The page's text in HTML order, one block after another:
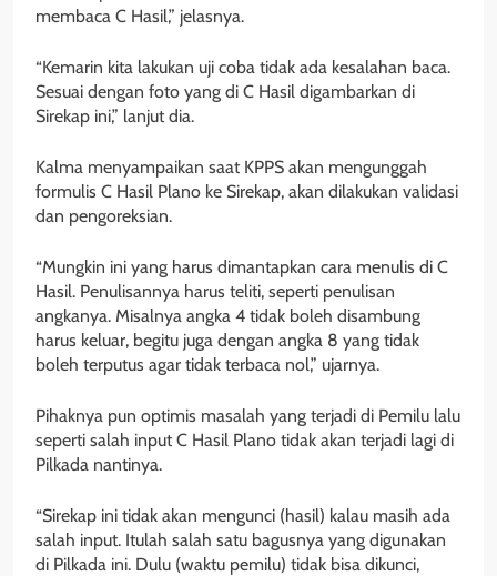
membaca C Hasil,” jelasnya.
“Kemarin kita lakukan uji coba tidak ada kesalahan baca.
Sesuai dengan foto yang di C Hasil digambarkan di
Sirekap ini,” lanjut dia.
Kalma menyampaikan saat KPPS akan mengunggah
formulis C Hasil Plano ke Sirekap, akan dilakukan validasi
dan pengoreksian.
“Mungkin ini yang harus dimantapkan cara menulis di C
Hasil. Penulisannya harus teliti, seperti penulisan
angkanya. Misalnya angka 4 tidak boleh disambung
harus keluar, begitu juga dengan angka 8 yang tidak
boleh terputus agar tidak terbaca nol,” ujarnya.
Pihaknya pun optimis masalah yang terjadi di Pemilu lalu
seperti salah input C Hasil Plano tidak akan terjadi lagi di
Pilkada nantinya.
“Sirekap ini tidak akan mengunci (hasil) kalau masih ada
salah input. Itulah salah satu bagusnya yang digunakan
di Pilkada ini. Dulu (waktu pemilu) tidak bisa dikunci,